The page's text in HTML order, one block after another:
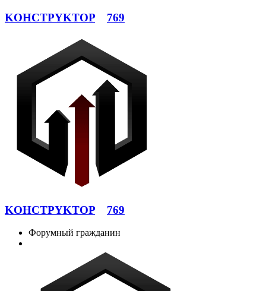
KOHCTPYKTOP 769
KOHCTPYKTOP 769
Форумный гражданин